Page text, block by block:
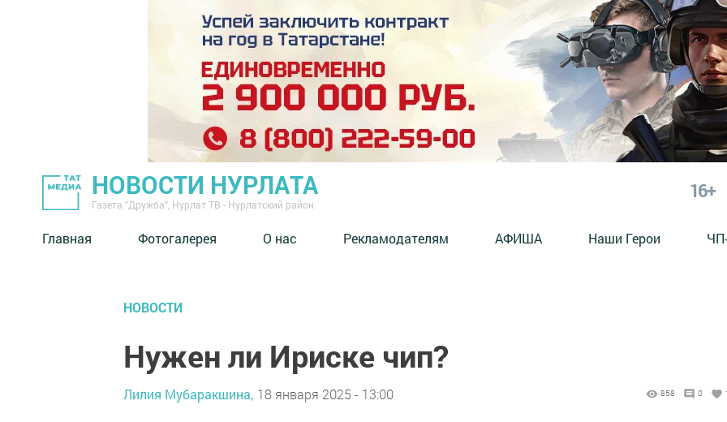
НОВОСТИ НУРЛАТА
Газета "Дружба", Нурлат ТВ - Нурлатский район
16+
Главная Фотогалерея О нас Рекламодателям АФИША Наши Герои
НОВОСТИ
Нужен ли Ириске чип?
Лилия Мубаракшина, 18 января 2025 - 13:00 858 0